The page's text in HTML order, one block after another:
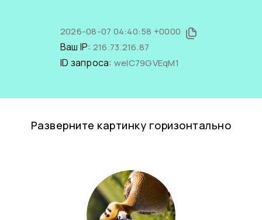
2026-08-07 04:40:58 +0000
Ваш IP: 216.73.216.87
ID запроса: weIC79GVEqM1
Разверните картинку горизонтально